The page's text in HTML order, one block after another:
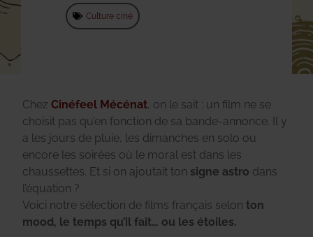
Culture ciné
Chez Cinéfeel Mécénat, on le sait : un film ne se
choisit pas qu’en fonction de sa bande-annonce. Il y
a les jours de pluie, les dimanches en solo ou
encore les soirées où le moral est dans les
chaussettes. Et si on ajoutait ton signe astro dans
l’équation ?
Voici notre sélection de films français selon ton
mood, le temps qu’il fait… ou les étoiles.